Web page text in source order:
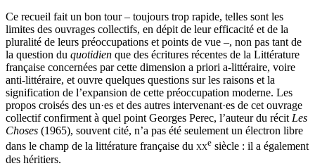
Ce recueil fait un bon tour – toujours trop rapide, telles sont les
limites des ouvrages collectifs, en dépit de leur efficacité et de la
pluralité de leurs préoccupations et points de vue –, non pas tant de
la question du quotidien que des écritures récentes de la Littérature
française concernées par cette dimension a priori a-littéraire, voire
anti-littéraire, et ouvre quelques questions sur les raisons et la
signification de l’expansion de cette préoccupation moderne. Les
propos croisés des un·es et des autres intervenant·es de cet ouvrage
collectif confirment à quel point Georges Perec, l’auteur du récit Les
Choses (1965), souvent cité, n’a pas été seulement un électron libre
dans le champ de la littérature française du xxe siècle : il a également
des héritiers.